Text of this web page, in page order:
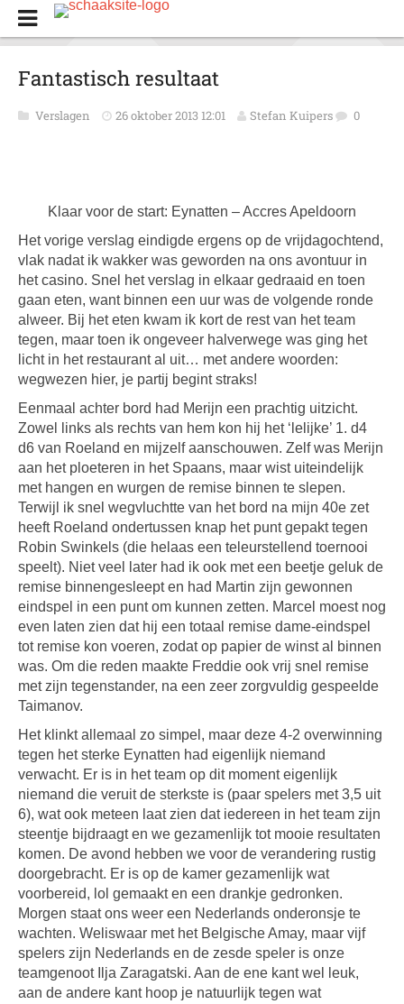
Fantastisch resultaat
Verslagen 26 oktober 2013 12:01 Stefan Kuipers 0
Klaar voor de start: Eynatten – Accres Apeldoorn
Het vorige verslag eindigde ergens op de vrijdagochtend,
vlak nadat ik wakker was geworden na ons avontuur in
het casino. Snel het verslag in elkaar gedraaid en toen
gaan eten, want binnen een uur was de volgende ronde
alweer. Bij het eten kwam ik kort de rest van het team
tegen, maar toen ik ongeveer halverwege was ging het
licht in het restaurant al uit… met andere woorden:
wegwezen hier, je partij begint straks!
Eenmaal achter bord had Merijn een prachtig uitzicht.
Zowel links als rechts van hem kon hij het ‘lelijke’ 1. d4
d6 van Roeland en mijzelf aanschouwen. Zelf was Merijn
aan het ploeteren in het Spaans, maar wist uiteindelijk
met hangen en wurgen de remise binnen te slepen.
Terwijl ik snel wegvluchtte van het bord na mijn 40e zet
heeft Roeland ondertussen knap het punt gepakt tegen
Robin Swinkels (die helaas een teleurstellend toernooi
speelt). Niet veel later had ik ook met een beetje geluk de
remise binnengesleept en had Martin zijn gewonnen
eindspel in een punt om kunnen zetten. Marcel moest nog
even laten zien dat hij een totaal remise dame-eindspel
tot remise kon voeren, zodat op papier de winst al binnen
was. Om die reden maakte Freddie ook vrij snel remise
met zijn tegenstander, na een zeer zorgvuldig gespeelde
Taimanov.
Het klinkt allemaal zo simpel, maar deze 4-2 overwinning
tegen het sterke Eynatten had eigenlijk niemand
verwacht. Er is in het team op dit moment eigenlijk
niemand die veruit de sterkste is (paar spelers met 3,5 uit
6), wat ook meteen laat zien dat iedereen in het team zijn
steentje bijdraagt en we gezamenlijk tot mooie resultaten
komen. De avond hebben we voor de verandering rustig
doorgebracht. Er is op de kamer gezamenlijk wat
voorbereid, lol gemaakt en een drankje gedronken.
Morgen staat ons weer een Nederlands onderonsje te
wachten. Weliswaar met het Belgische Amay, maar vijf
spelers zijn Nederlands en de zesde speler is onze
teamgenoot Ilja Zaragatski. Aan de ene kant wel leuk,
aan de andere kant hoop je natuurlijk tegen wat